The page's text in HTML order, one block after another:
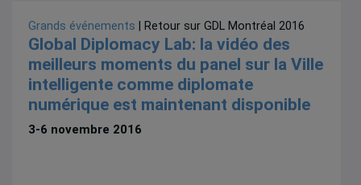
Grands événements | Retour sur GDL Montréal 2016
Global Diplomacy Lab: la vidéo des
meilleurs moments du panel sur la Ville
intelligente comme diplomate
numérique est maintenant disponible
3-6 novembre 2016